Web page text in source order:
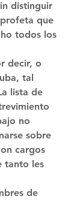
distinguir
que
todos los
decir, o
tal
lista de
no
sobre
cargos
tanto les
de